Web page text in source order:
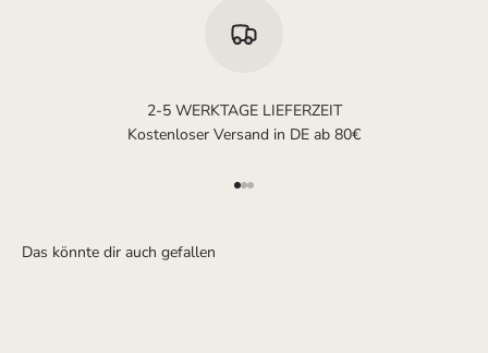
2-5 WERKTAGE LIEFERZEIT
Kostenloser Versand in DE ab 80€